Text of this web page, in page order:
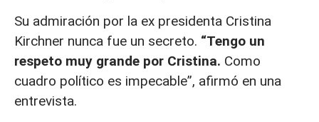
Su admiración por la ex presidenta Cristina
Kirchner nunca fue un secreto. “Tengo un
respeto muy grande por Cristina. Como
cuadro político es impecable”, afirmó en una
entrevista.